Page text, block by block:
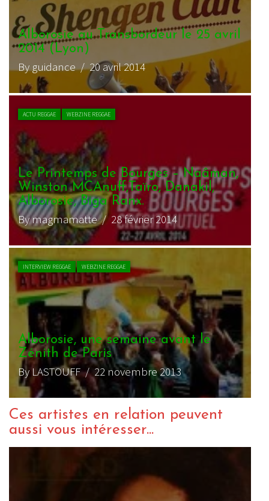
Alborosie au Transbordeur le 25 avril
2014 (Lyon)
By guidance/ 20 avril 2014
ACTU REGGAE WEBZINE REGGAE
Le Printemps de Bourges – Naâman,
Winston MCAnuff,Taïro, Danakil,
Alborosie, Biga Ranx.
By magmamatte/ 28 février 2014
INTERVIEW REGGAE WEBZINE REGGAE
Alborosie, une semaine avant le
Zénith de Paris
By LASTOUFF/ 22 novembre 2013
Ces artistes en relation peuvent
aussi vous intéresser...